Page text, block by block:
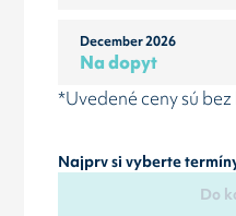
December 2026
Na dopyt
*Uvedené ceny sú bez
Najprv si vyberte
Do